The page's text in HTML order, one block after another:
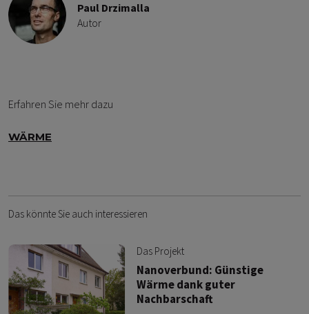
Paul Drzimalla
Autor
Erfahren Sie mehr dazu
WÄRME
Das könnte Sie auch interessieren
Das Projekt
Nanoverbund: Günstige
Wärme dank guter
Nachbarschaft